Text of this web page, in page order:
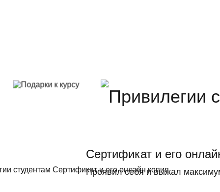
Сертификат и его
Проявил себя и выжал